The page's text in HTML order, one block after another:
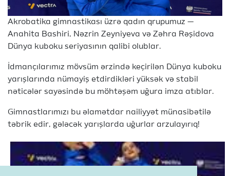
Akrobatika gimnastikası üzrə qadın qrupumuz —
Anahita Bashiri, Nəzrin Zeyniyeva və Zəhra Rəşidova
Dünya kuboku seriyasının qalibi olublar.
İdmançılarımız mövsüm ərzində keçirilən Dünya kuboku
yarışlarında nümayiş etdirdikləri yüksək və stabil
nəticələr sayəsində bu möhtəşəm uğura imza atıblar.
Gimnastlarımızı bu əlamətdar nailiyyət münasibətilə
təbrik edir, gələcək yarışlarda uğurlar arzulayırıq!